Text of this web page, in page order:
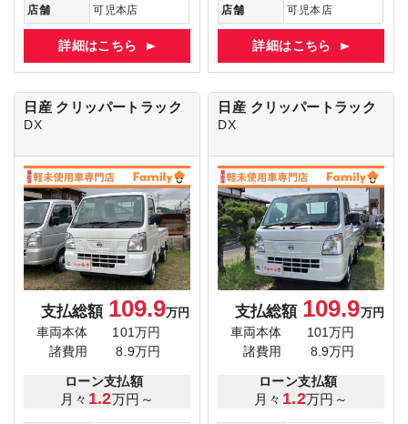
店舗
可児本店
詳細はこちら
店舗
可児本店
詳細はこちら
日産 クリッパートラック
DX
支払総額 109.9万円
車両本体
101万円
諸費用
8.9万円
ローン支払額
月々 1.2万円～
日産 クリッパートラック
DX
支払総額 109.9万円
車両本体
101万円
諸費用
8.9万円
ローン支払額
月々 1.2万円～